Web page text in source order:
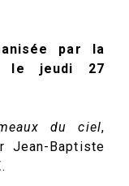
par la
le jeudi 27
du ciel,
Jean-Baptiste